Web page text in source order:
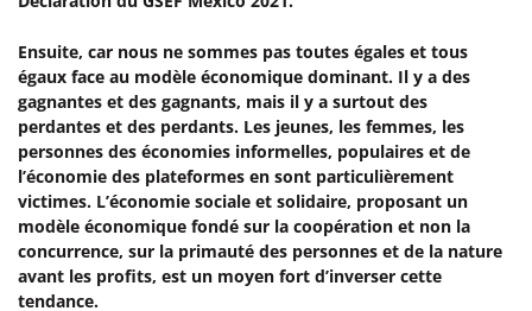
Ensuite, car nous ne sommes pas toutes égales et tous
égaux face au modèle économique dominant. Il y a des
gagnantes et des gagnants, mais il y a surtout des
perdantes et des perdants. Les jeunes, les femmes, les
personnes des économies informelles, populaires et de
l’économie des plateformes en sont particulièrement
victimes. L’économie sociale et solidaire, proposant un
modèle économique fondé sur la coopération et non la
concurrence, sur la primauté des personnes et de la nature
avant les profits, est un moyen fort d’inverser cette
tendance.